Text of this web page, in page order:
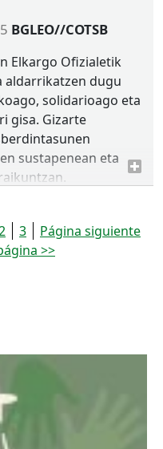
BGLEO//COTSB
Elkargo Ofizialetik
aldarrikatzen dugu
solidarioago eta
gisa. Gizarte
sustapenean eta
de la
una sociedad más
más justas.
3
Página siguiente
>>